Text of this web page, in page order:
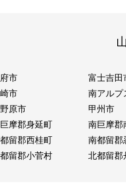
市 富士吉田
市
南アルプ
原市
甲州市
摩郡身延町
南巨摩郡
留郡西桂町
南都留郡
留郡小菅村
北都留郡